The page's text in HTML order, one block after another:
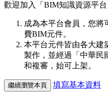
歡迎加入「 BIM知識資源平台
成為本平台會員，您
費BIM元件。
本平台元件皆由各大建
製作，並經過「中華民
和複審，始可上架。
繼續瀏覽本頁 填寫基本資料